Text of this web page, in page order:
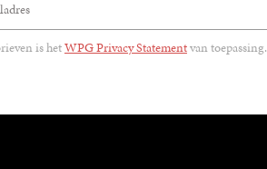
is hetWPG Privacy Statementvan toepassing.